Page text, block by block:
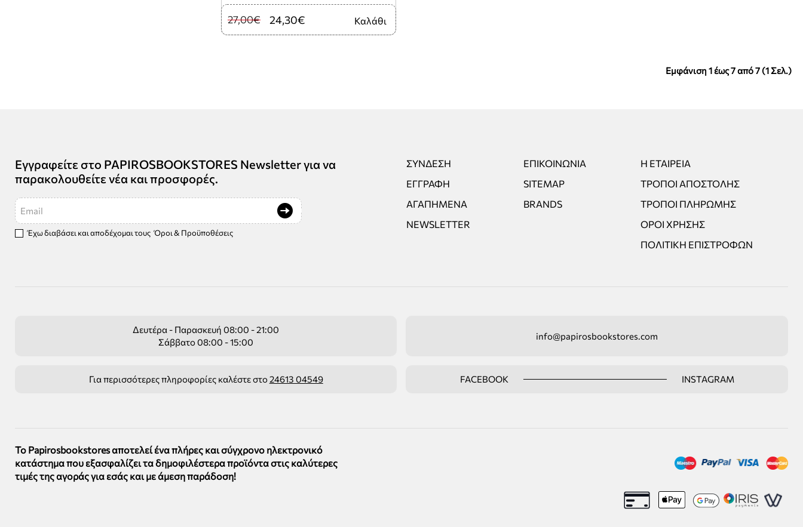
24,30€
27,00€ Καλάθι
Εμφάνιση 1 έως 7 από 7 (1 Σελ.)
Εγγραφείτε στο PAPIROSBOOKSTORES Newsletter για να
παρακολουθείτε νέα και προσφορές.
Email
Έχω διαβάσει και αποδέχομαι τους Όροι & Προϋποθέσεις
ΣΎΝΔΕΣΗ
ΕΓΓΡΑΦΉ
ΑΓΑΠΗΜΈΝΑ
NEWSLETTER
ΕΠΙΚΟΙΝΩΝΊΑ
SITEMAP
BRANDS
Η ΕΤΑΙΡΕΊΑ
ΤΡΌΠΟΙ ΑΠΟΣΤΟΛΉΣ
ΤΡΌΠΟΙ ΠΛΗΡΩΜΉΣ
ΌΡΟΙ ΧΡΉΣΗΣ
ΠΟΛΙΤΙΚΉ ΕΠΙΣΤΡΟΦΏΝ
Δευτέρα - Παρασκευή 08:00 - 21:00
Σάββατο 08:00 - 15:00
info@papirosbookstores.com
Για περισσότερες πληροφορίες καλέστε στο24613 04549 FACEBOOK INSTAGRAM
Το Papirosbookstores αποτελεί ένα πλήρες και σύγχρονο ηλεκτρονικό
κατάστημα που εξασφαλίζει τα δημοφιλέστερα προϊόντα στις καλύτερες
τιμές της αγοράς για εσάς και με άμεση παράδοση!